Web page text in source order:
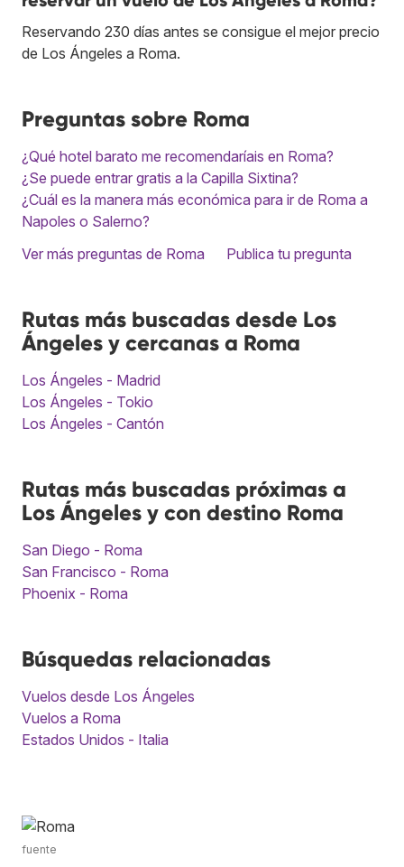
Reservando 230 días antes se consigue el mejor precio
de Los Ángeles a Roma.
Preguntas sobre Roma
¿Qué hotel barato me recomendaríais en Roma?
¿Se puede entrar gratis a la Capilla Sixtina?
¿Cuál es la manera más económica para ir de Roma a
Napoles o Salerno?
Ver más preguntas de Roma
Publica tu pregunta
Rutas más buscadas desde Los
Ángeles y cercanas a Roma
Los Ángeles - Madrid
Los Ángeles - Tokio
Los Ángeles - Cantón
Rutas más buscadas próximas a
Los Ángeles y con destino Roma
San Diego - Roma
San Francisco - Roma
Phoenix - Roma
Búsquedas relacionadas
Vuelos desde Los Ángeles
Vuelos a Roma
Estados Unidos - Italia
fuente